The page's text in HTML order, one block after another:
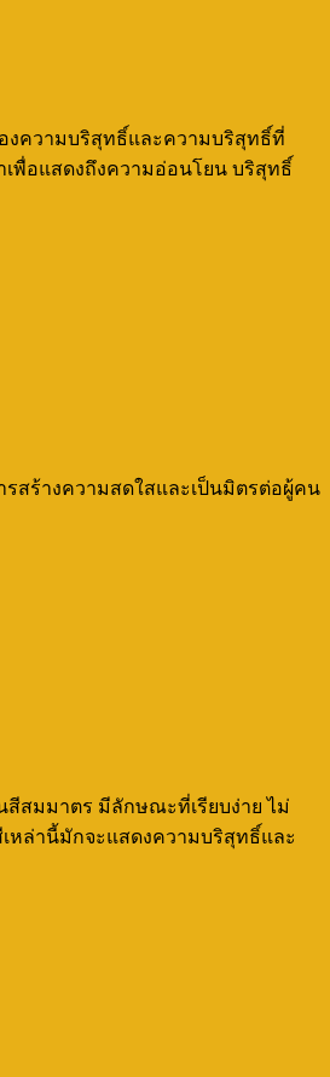
งความบริสุทธิ์และความบริสุทธิ์ที่
พื่อแสดงถึงความอ่อนโยน บริสุทธิ์
สร้างความสดใสและเป็นมิตรต่อผู้คน
สมมาตร มีลักษณะที่เรียบง่าย ไม่
หล่านี้มักจะแสดงความบริสุทธิ์และ